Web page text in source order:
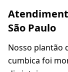
São Paulo
Nosso plantão
cumbica foi